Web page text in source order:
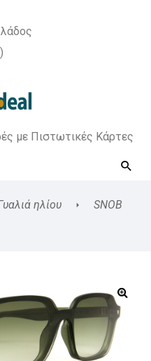
με Πιστωτικές Κάρτες
ηλίου
SNOB